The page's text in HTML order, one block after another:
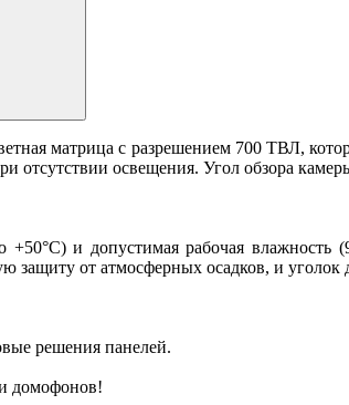
матрица с разрешением 700 ТВЛ,
отсутствии освещения. Угол обзора
+50°С) и допустимая рабочая
защиту от атмосферных осадков, и
решения панелей.
домофонов!